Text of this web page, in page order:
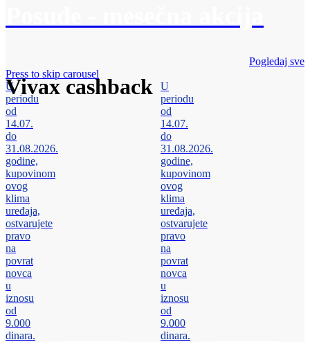
Vivax cashback
Pogledaj sve
Press to skip carousel
U
periodu
od
14.07.
do
31.08.2026.
godine,
kupovinom
ovog
klima
uređaja,
ostvarujete
pravo
na
povrat
novca
u
iznosu
od
9.000
dinara.
U
periodu
od
14.07.
do
31.08.2026.
godine,
kupovinom
ovog
klima
uređaja,
ostvarujete
pravo
na
povrat
novca
u
iznosu
od
9.000
dinara.